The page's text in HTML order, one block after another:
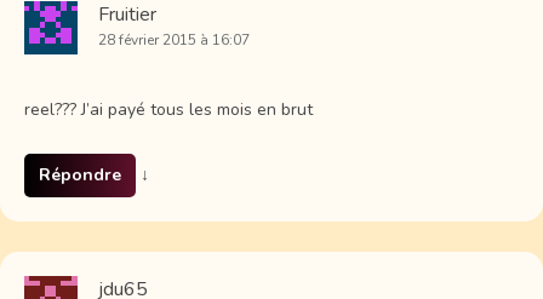
Fruitier
28 février 2015 à 16:07
reel??? J’ai payé tous les mois en brut
Répondre ↓
jdu65